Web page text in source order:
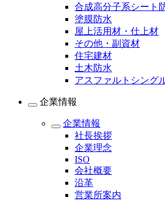
合成高分子系シート
塗膜防水
屋上活用材・仕上材
その他・副資材
住宅建材
土木防水
アスファルトシング
企業情報
企業情報
社長挨拶
企業理念
ISO
会社概要
沿革
営業所案内